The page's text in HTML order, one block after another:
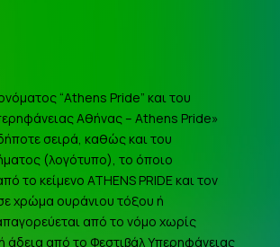
“Athens Pride” και του
Αθήνας – Athens Pride»
σειρά, καθώς και του
(λογότυπο), το όποιο
το κείμενο ATHENS PRIDE και τον
χρώμα ουράνιου τόξου ή
από το νόμο χωρίς
άδεια από το Φεστιβάλ Υπερηφάνειας